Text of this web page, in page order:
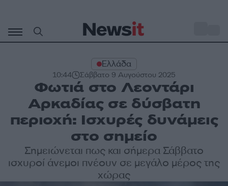
περιεχόμενο
Ελλάδα
10:44 Σάββατο 9 Αυγούστου 2025
Φωτιά στο Λεοντάρι
Αρκαδίας σε δύσβατη
περιοχή: Ισχυρές δυνάμεις
στο σημείο
Σημειώνεται πως και σήμερα Σάββατο
ισχυροί άνεμοι πνέουν σε μεγάλο μέρος της
χώρας